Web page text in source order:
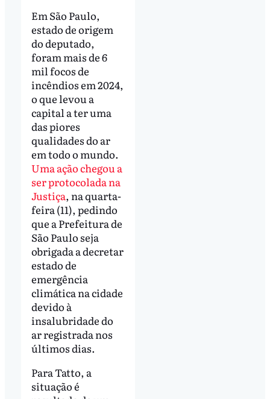
Em São Paulo,
estado de origem
do deputado,
foram mais de 6
mil focos de
incêndios em 2024,
o que levou a
capital a ter uma
das piores
qualidades do ar
em todo o mundo.
Uma ação chegou a
ser protocolada na
Justiça, na quarta-
feira (11), pedindo
que a Prefeitura de
São Paulo seja
obrigada a decretar
estado de
emergência
climática na cidade
devido à
insalubridade do
ar registrada nos
últimos dias.
Para Tatto, a
situação é